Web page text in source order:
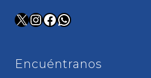
X Instagram
Facebook
WhatsApp
Encuéntranos